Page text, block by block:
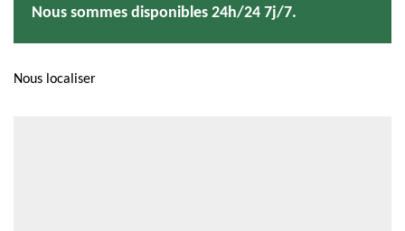
Nous sommes disponibles 24h/24 7j/7.
Nous localiser